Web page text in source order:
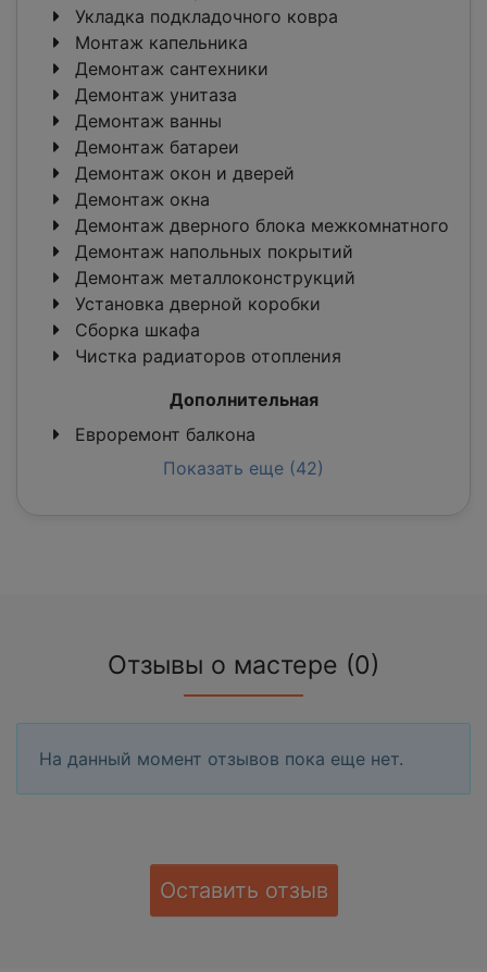
Укладка подкладочного ковра
Монтаж капельника
Демонтаж сантехники
Демонтаж унитаза
Демонтаж ванны
Демонтаж батареи
Демонтаж окон и дверей
Демонтаж окна
Демонтаж дверного блока межкомнатного
Демонтаж напольных покрытий
Демонтаж металлоконструкций
Установка дверной коробки
Сборка шкафа
Чистка радиаторов отопления
Дополнительная
Евроремонт балкона
Показать еще (42)
Отзывы о мастере (0)
На данный момент отзывов пока еще нет.
Оставить отзыв